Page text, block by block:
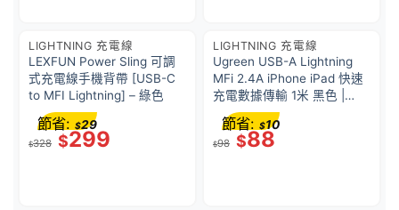
LIGHTNING 充電線
LEXFUN Power Sling 可調
式充電線手機背帶 [USB-C
to MFI Lightning] – 綠色
$328 $299
節省: $29
LIGHTNING 充電線
Ugreen USB-A Lightning
MFi 2.4A iPhone iPad 快速
充電數據傳輸 1米 黑色 |
US155 / 80822
$98 $88
節省: $10